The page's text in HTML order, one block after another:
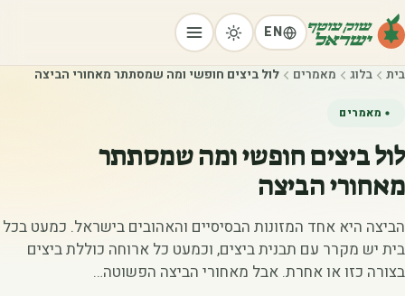
EN
בית בלוג מאמרים לול ביצים חופשי ומה שמסתתר מאחורי הביצה
מאמרים
לול ביצים חופשי ומה שמסתתר
מאחורי הביצה
הביצה היא אחד המזונות הבסיסיים והאהובים בישראל. כמעט בכל
בית יש מקרר עם תבנית ביצים, וכמעט כל ארוחה כוללת ביצים
בצורה כזו או אחרת. אבל מאחורי הביצה הפשוטה…